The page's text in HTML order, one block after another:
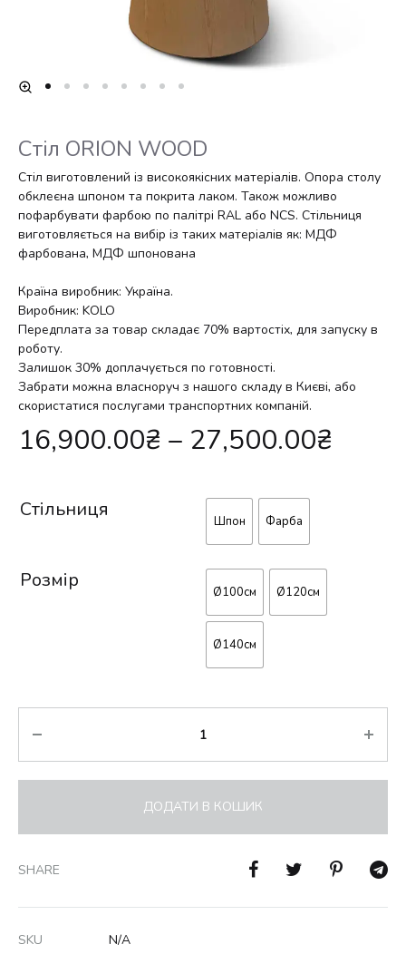
Стіл ORION WOOD
Стіл виготовлений із високоякісних матеріалів. Опора столу
обклеєна шпоном та покрита лаком. Також можливо
пофарбувати фарбою по палітрі RAL або NCS. Стільниця
виготовляється на вибір із таких матеріалів як: МДФ
фарбована, МДФ шпонована
Країна виробник: Україна.
Виробник: KOLO
Передплата за товар складає 70% вартостіх, для запуску в
роботу.
Залишок 30% доплачується по готовності.
Забрати можна власноруч з нашого складу в Києві, або
скористатися послугами транспортних компаній.
16,900.00₴ – 27,500.00₴
Стільниця Шпон Фарба
Розмір Ø100см Ø120см
Ø140см
ДОДАТИ В КОШИК
SHARE
SKU
N/A